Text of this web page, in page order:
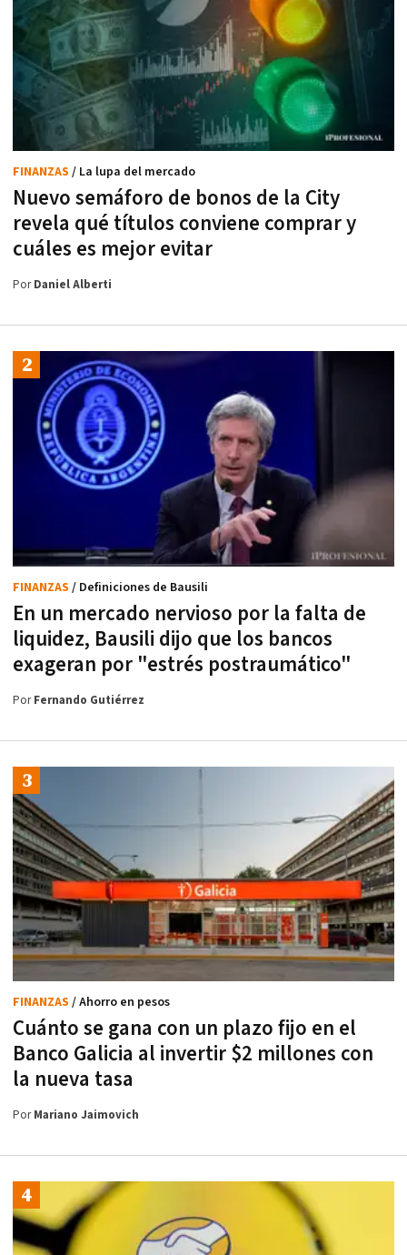
Nuevo semáforo de bonos de la City
revela qué títulos conviene comprar y
cuáles es mejor evitar
FINANZAS / La lupa del mercado
PorDaniel Alberti
En un mercado nervioso por la falta de
liquidez, Bausili dijo que los bancos
exageran por "estrés postraumático"
FINANZAS / Definiciones de Bausili
PorFernando Gutiérrez
Cuánto se gana con un plazo fijo en el
Banco Galicia al invertir $2 millones con
la nueva tasa
FINANZAS / Ahorro en pesos
PorMariano Jaimovich